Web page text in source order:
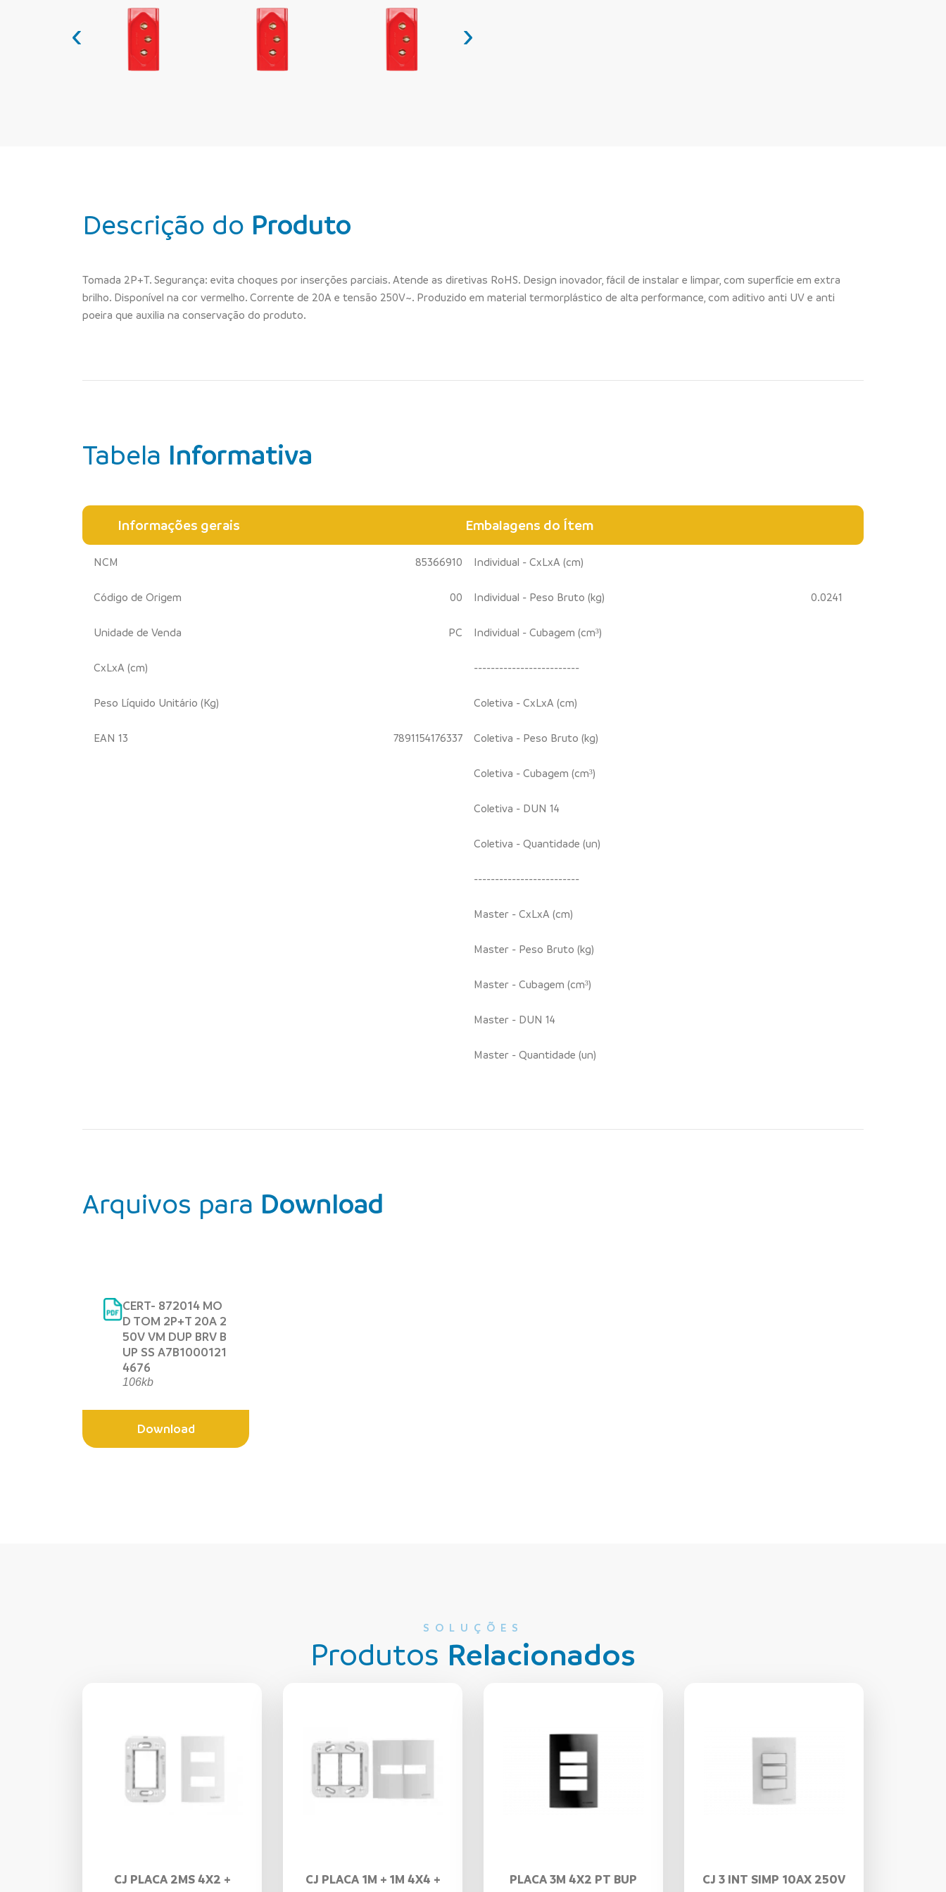
‹ ›
Descrição do Produto
Tomada 2P+T. Segurança: evita choques por inserções parciais. Atende as diretivas RoHS. Design inovador, fácil de instalar e limpar, com superfície em extra
brilho. Disponível na cor vermelho. Corrente de 20A e tensão 250V~. Produzido em material termorplástico de alta performance, com aditivo anti UV e anti
poeira que auxilia na conservação do produto.
Tabela Informativa
Informações gerais Embalagens do Ítem
NCM 85366910
Código de Origem 00
Unidade de Venda PC
CxLxA (cm)
Peso Líquido Unitário (Kg)
EAN 13 7891154176337
Individual - CxLxA (cm)
Individual - Peso Bruto (kg) 0.0241
Individual - Cubagem (cm³)
-------------------------
Coletiva - CxLxA (cm)
Coletiva - Peso Bruto (kg)
Coletiva - Cubagem (cm³)
Coletiva - DUN 14
Coletiva - Quantidade (un)
-------------------------
Master - CxLxA (cm)
Master - Peso Bruto (kg)
Master - Cubagem (cm³)
Master - DUN 14
Master - Quantidade (un)
Arquivos para Download
CERT- 872014 MO
D TOM 2P+T 20A 2
50V VM DUP BRV B
UP SS A7B1000121
4676
106kb
Download
SOLUÇÕES
Produtos Relacionados
CJ PLACA 2MS 4X2 +
CJ PLACA 1M + 1M 4X4 +
PLACA 3M 4X2 PT BUP
CJ 3 INT SIMP 10AX 250V